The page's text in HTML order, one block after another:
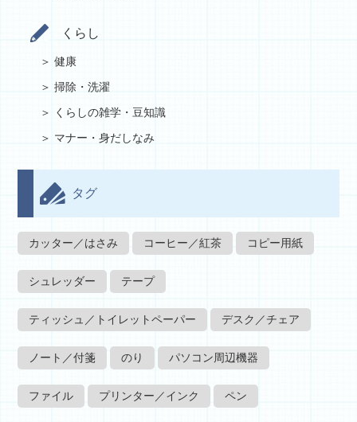
くらし
健康
掃除・洗濯
くらしの雑学・豆知識
マナー・身だしなみ
タグ
カッター／はさみ コーヒー／紅茶 コピー用紙
シュレッダー テープ
ティッシュ／トイレットペーパー デスク／チェア
ノート／付箋 のり パソコン周辺機器
ファイル プリンター／インク ペン